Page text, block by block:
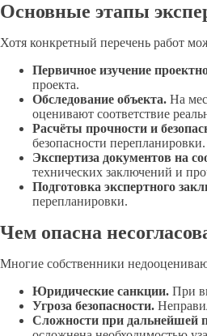
Основные этапы
Хотя конкретный перечень работ
Первичное изучение
проекта.
Обследование объекта. На
оценивают соответствие
Расчёты прочности и
безопасности перепланировки.
Экспертиза документов на
технических заключений и
Подготовка экспертного
перепланировки.
Чем опасна
Многие собственники
Юридические санкции. При
Угроза безопасности.
Сложности при дальнейшей